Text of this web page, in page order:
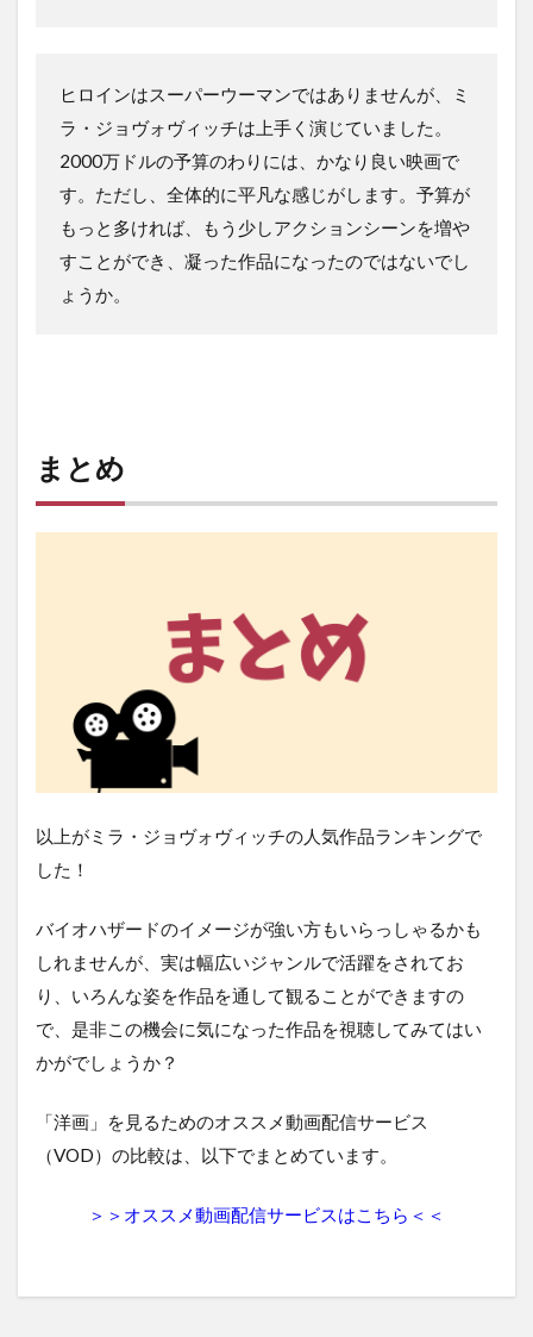
ヒロインはスーパーウーマンではありませんが、ミ
ラ・ジョヴォヴィッチは上手く演じていました。
2000万ドルの予算のわりには、かなり良い映画で
す。ただし、全体的に平凡な感じがします。予算が
もっと多ければ、もう少しアクションシーンを増や
すことができ、凝った作品になったのではないでし
ょうか。
まとめ
以上がミラ・ジョヴォヴィッチの人気作品ランキングで
した！
バイオハザードのイメージが強い方もいらっしゃるかも
しれませんが、実は幅広いジャンルで活躍をされてお
り、いろんな姿を作品を通して観ることができますの
で、是非この機会に気になった作品を視聴してみてはい
かがでしょうか？
「洋画」を見るためのオススメ動画配信サービス
（VOD）の比較は、以下でまとめています。
＞＞オススメ動画配信サービスはこちら＜＜